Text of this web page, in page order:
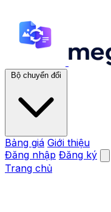
Bộ chuyển đổi
Bảng giá Giới thiệu
Đăng nhập Đăng ký
Trang chủ